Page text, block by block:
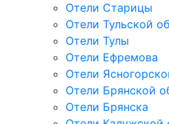
Отели Старицы
Отели Тульской
Отели Тулы
Отели Ефремова
Отели
Отели Брянской
Отели Брянска